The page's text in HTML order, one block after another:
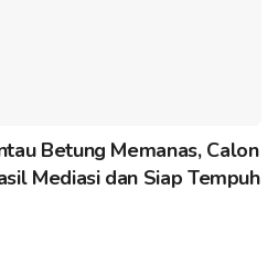
Betung Memanas, Calon
Mediasi dan Siap Tempuh